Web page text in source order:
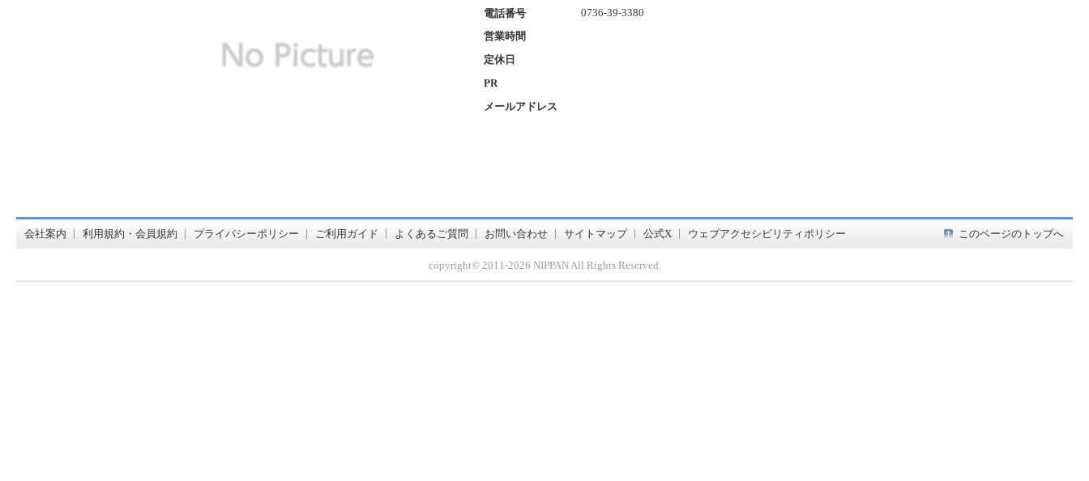
電話番号
0736-39-3380
営業時間
定休日
PR
メールアドレス
会社案内 利用規約・会員規約 プライバシーポリシー ご利用ガイド よくあるご質問 お問い合わせ サイトマップ 公式X ウェブアクセシビリティポリシー このページのトップへ
copyright© 2011-2026 NIPPAN All Rights Reserved.